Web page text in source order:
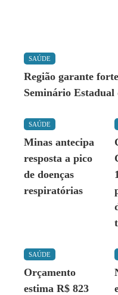
SAÚDE
Região garante
Seminário Estadual
SAÚDE
Minas antecipa
resposta a pico
de doenças
respiratórias
SAÚDE
Orçamento
estima R$ 823